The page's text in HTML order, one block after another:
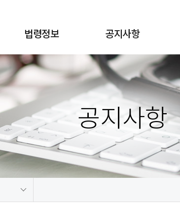
법령정보
국내법령
중국법령
나고야 의정서
공지사항
공지사항
협회일정
공지사항